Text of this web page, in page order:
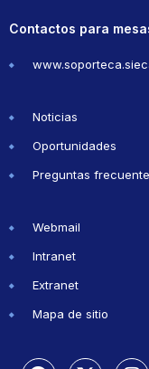
Contactos para
Noticias
Oportunidades
Preguntas
Webmail
Intranet
Extranet
Mapa de sitio